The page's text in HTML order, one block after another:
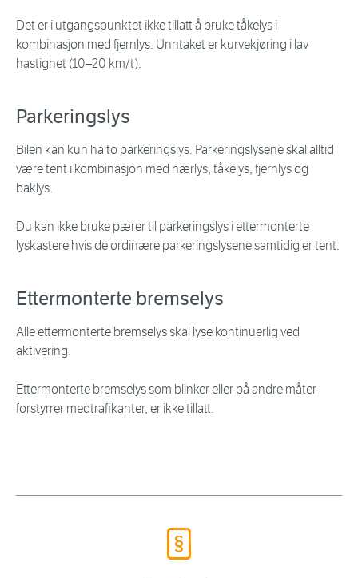
Det er i utgangspunktet ikke tillatt å bruke tåkelys i
kombinasjon med fjernlys. Unntaket er kurvekjøring i lav
hastighet (10–20 km/t).
Parkeringslys
Bilen kan kun ha to parkeringslys. Parkeringslysene skal alltid
være tent i kombinasjon med nærlys, tåkelys, fjernlys og
baklys.
Du kan ikke bruke pærer til parkeringslys i ettermonterte
lyskastere hvis de ordinære parkeringslysene samtidig er tent.
Ettermonterte bremselys
Alle ettermonterte bremselys skal lyse kontinuerlig ved
aktivering.
Ettermonterte bremselys som blinker eller på andre måter
forstyrrer medtrafikanter, er ikke tillatt.